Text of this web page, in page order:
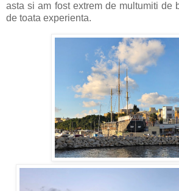
asta si am fost extrem de multumiti de
de toata experienta.